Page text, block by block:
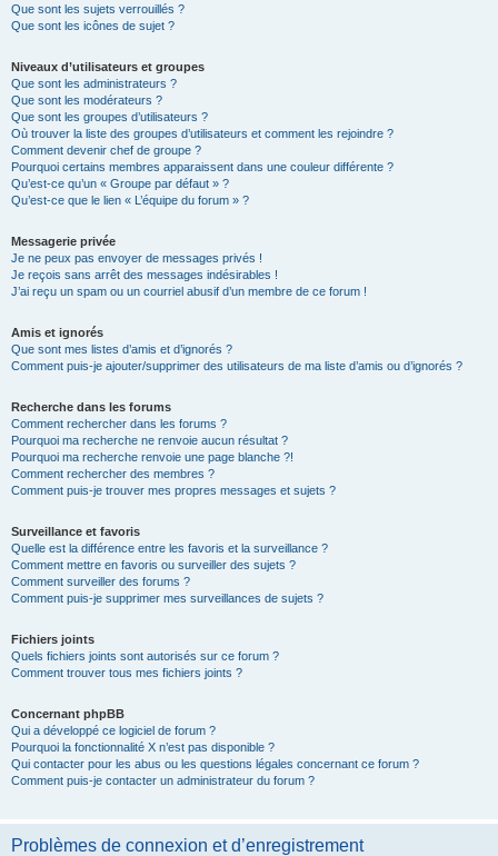
Que sont les sujets verrouillés ?
Que sont les icônes de sujet ?
Niveaux d’utilisateurs et groupes
Que sont les administrateurs ?
Que sont les modérateurs ?
Que sont les groupes d’utilisateurs ?
Où trouver la liste des groupes d’utilisateurs et comment les rejoindre ?
Comment devenir chef de groupe ?
Pourquoi certains membres apparaissent dans une couleur différente ?
Qu’est-ce qu’un « Groupe par défaut » ?
Qu’est-ce que le lien « L’équipe du forum » ?
Messagerie privée
Je ne peux pas envoyer de messages privés !
Je reçois sans arrêt des messages indésirables !
J’ai reçu un spam ou un courriel abusif d’un membre de ce forum !
Amis et ignorés
Que sont mes listes d’amis et d’ignorés ?
Comment puis-je ajouter/supprimer des utilisateurs de ma liste d’amis ou d’ignorés ?
Recherche dans les forums
Comment rechercher dans les forums ?
Pourquoi ma recherche ne renvoie aucun résultat ?
Pourquoi ma recherche renvoie une page blanche ?!
Comment rechercher des membres ?
Comment puis-je trouver mes propres messages et sujets ?
Surveillance et favoris
Quelle est la différence entre les favoris et la surveillance ?
Comment mettre en favoris ou surveiller des sujets ?
Comment surveiller des forums ?
Comment puis-je supprimer mes surveillances de sujets ?
Fichiers joints
Quels fichiers joints sont autorisés sur ce forum ?
Comment trouver tous mes fichiers joints ?
Concernant phpBB
Qui a développé ce logiciel de forum ?
Pourquoi la fonctionnalité X n’est pas disponible ?
Qui contacter pour les abus ou les questions légales concernant ce forum ?
Comment puis-je contacter un administrateur du forum ?
Problèmes de connexion et d’enregistrement